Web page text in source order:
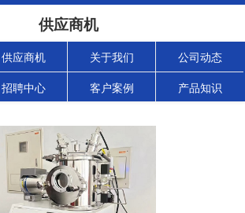
供应商机
供应商机 关于我们 公司动态
招聘中心 客户案例 产品知识